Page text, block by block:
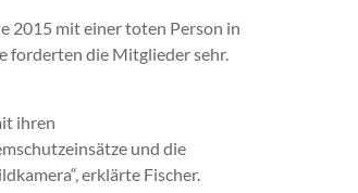
2015 mit einer toten Person in
forderten die Mitglieder sehr.
ihren
und die
erklärte Fischer.